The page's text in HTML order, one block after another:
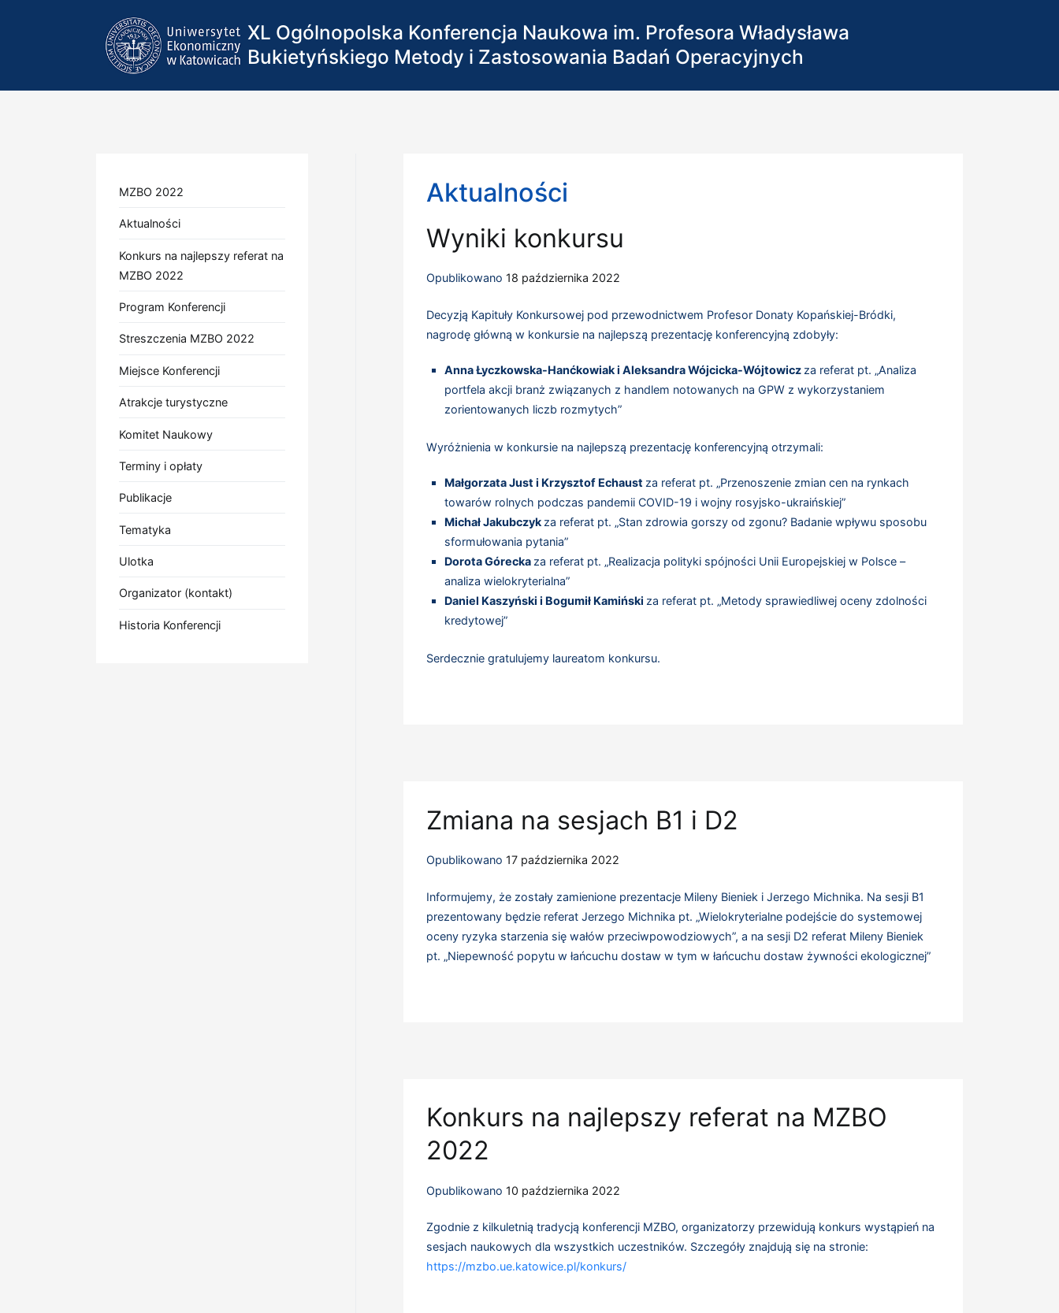
XL Ogólnopolska Konferencja Naukowa im. Profesora Władysława
Bukietyńskiego Metody i Zastosowania Badań Operacyjnych
Wyniki konkursu
Opublikowano 18 października 2022
Decyzją Kapituły Konkursowej pod przewodnictwem Profesor Donaty Kopańskiej-Bródki,
nagrodę główną w konkursie na najlepszą prezentację konferencyjną zdobyły:
Anna Łyczkowska-Hanćkowiak i Aleksandra Wójcicka-Wójtowicz za referat pt. „Analiza
portfela akcji branż związanych z handlem notowanych na GPW z wykorzystaniem
zorientowanych liczb rozmytych”
Wyróżnienia w konkursie na najlepszą prezentację konferencyjną otrzymali:
Małgorzata Just i Krzysztof Echaust za referat pt. „Przenoszenie zmian cen na rynkach
towarów rolnych podczas pandemii COVID-19 i wojny rosyjsko-ukraińskiej”
Michał Jakubczyk za referat pt. „Stan zdrowia gorszy od zgonu? Badanie wpływu sposobu
sformułowania pytania”
Dorota Górecka za referat pt. „Realizacja polityki spójności Unii Europejskiej w Polsce –
analiza wielokryterialna”
Daniel Kaszyński i Bogumił Kamiński za referat pt. „Metody sprawiedliwej oceny zdolności
kredytowej”
Serdecznie gratulujemy laureatom konkursu.
Zmiana na sesjach B1 i D2
Opublikowano 17 października 2022
Informujemy, że zostały zamienione prezentacje Mileny Bieniek i Jerzego Michnika. Na sesji B1
prezentowany będzie referat Jerzego Michnika pt. „Wielokryterialne podejście do systemowej
oceny ryzyka starzenia się wałów przeciwpowodziowych”, a na sesji D2 referat Mileny Bieniek
pt. „Niepewność popytu w łańcuchu dostaw w tym w łańcuchu dostaw żywności ekologicznej”
Konkurs na najlepszy referat na MZBO
2022
Opublikowano 10 października 2022
Zgodnie z kilkuletnią tradycją konferencji MZBO, organizatorzy przewidują konkurs wystąpień na
sesjach naukowych dla wszystkich uczestników. Szczegóły znajdują się na stronie:
https://mzbo.ue.katowice.pl/konkurs/
MZBO 2022
Aktualności
Konkurs na najlepszy referat na
MZBO 2022
Program Konferencji
Streszczenia MZBO 2022
Miejsce Konferencji
Atrakcje turystyczne
Komitet Naukowy
Terminy i opłaty
Publikacje
Tematyka
Ulotka
Organizator (kontakt)
Historia Konferencji